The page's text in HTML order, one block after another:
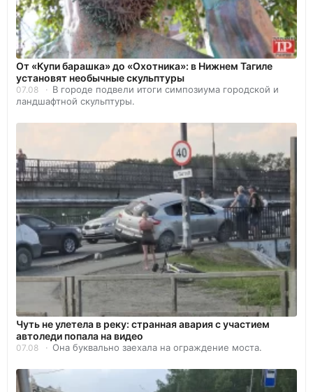
От «Купи барашка» до «Охотника»: в Нижнем Тагиле
установят необычные скульптуры
07.08
В городе подвели итоги симпозиума городской и
ландшафтной скульптуры.
Чуть не улетела в реку: странная авария с участием
автоледи попала на видео
07.08 Она буквально заехала на ограждение моста.